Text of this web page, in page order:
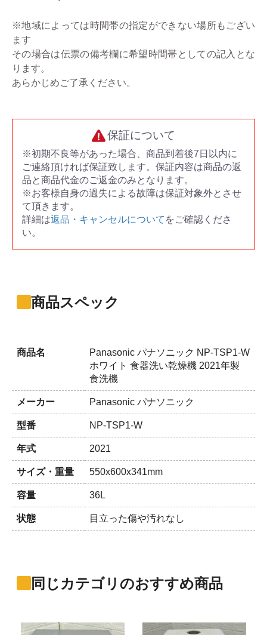
※地域によっては時間帯の指定ができない場所もござい
ます
その場合は伝票の備考欄に希望時間帯としての記入とな
ります。
あらかじめご了承ください。
保証について
※初期不良等があった場合、商品到着後7日以内に
ご連絡頂ければ保証致します。保証内容は商品の返
品と商品代金のご返金のみとなります。
※お客様自身の過失による故障は保証対象外とさせ
て頂きます。
詳細は返品・キャンセルについて をご確認くださ
い。
商品スペック
商品名
Panasonic パナソニック NP-TSP1-W
ホワイト 食器洗い乾燥機 2021年製
食洗機
メーカー Panasonic パナソニック
型番 NP-TSP1-W
年式 2021
サイズ・重量 550x600x341mm
容量 36L
状態 目立った傷や汚れなし
同じカテゴリのおすすめ商品